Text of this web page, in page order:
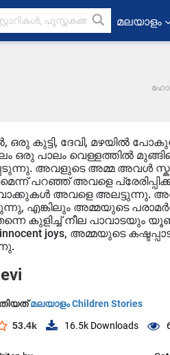
മലയാളം
കുട്ടി, ദേവി, മഴയിൽ
ഒരു പാലം വെള്ളത്തിൽ
അവളുടെ അമ്മ അവൾ
പറഞ്ഞ് അവളെ
അവളെ അലട്ടുന്നു.
എങ്കിലും അമ്മയുടെ
കുളിച്ച് നീല
joys, അമ്മയുടെ
മലയാളം Children Stories
53.4k 16.5k Downloads